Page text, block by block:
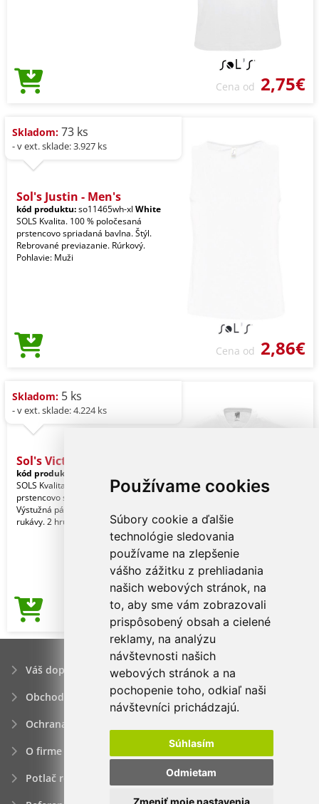
Používame cookies
Súbory cookie a ďalšie
technológie sledovania
používame na zlepšenie
vášho zážitku z prehliadania
našich webových stránok, na
to, aby sme vám zobrazovali
prispôsobený obsah a cielené
reklamy, na analýzu
návštevnosti našich
webových stránok a na
pochopenie toho, odkiaľ naši
návštevníci prichádzajú.
Súhlasím
Odmietam
Zmeniť moje nastavenia
Cena od 2,75€
Skladom: 73 ks
- v ext. sklade: 3.927 ks
Sol's Justin - Men's
kód produktu:so11465wh-xl White
SOLS Kvalita. 100 % poločesaná
prstencovo spriadaná bavlna. Štýl.
Rebrované previazanie. Rúrkový.
Pohlavie: Muži
Cena od 2,86€
Skladom: 5 ks
- v ext. sklade: 4.224 ks
Sol's Victory - Men'
kód produktu:
SOLS Kvalita. 100 % poločesaná
prstencovo spriadaná bavlna. Štýl.
Výstužná páska na krku. Krátke
rukávy. 2 hrúbky rebrov
Cena od 3,04€
Váš dopyt
Obchodné podmienky
Ochrana osobných údajov
O firme
Potlač reklamných predmetov